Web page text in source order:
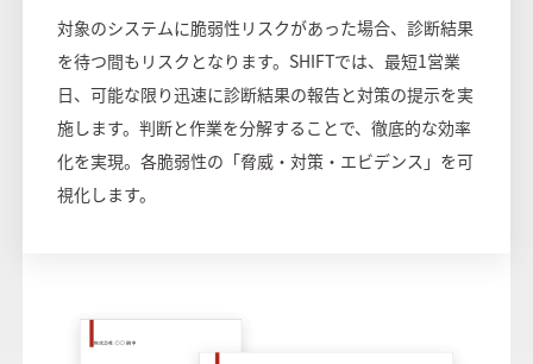
対象のシステムに脆弱性リスクがあった場合、診断結果
を待つ間もリスクとなります。SHIFTでは、最短1営業
日、可能な限り迅速に診断結果の報告と対策の提示を実
施します。判断と作業を分解することで、徹底的な効率
化を実現。各脆弱性の「脅威・対策・エビデンス」を可
視化します。